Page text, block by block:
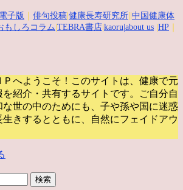
子版 俳句投稿 健康長寿研究所 中国健康体
もしろコラム TEBRA書店 kaoru |about us HP
へようこそ！このサイトは、健康で元
紹介・共有するサイトです。
ご自分自
世の中のためにも、子や孫や国に迷惑
きするとともに、自然にフェイドアウ